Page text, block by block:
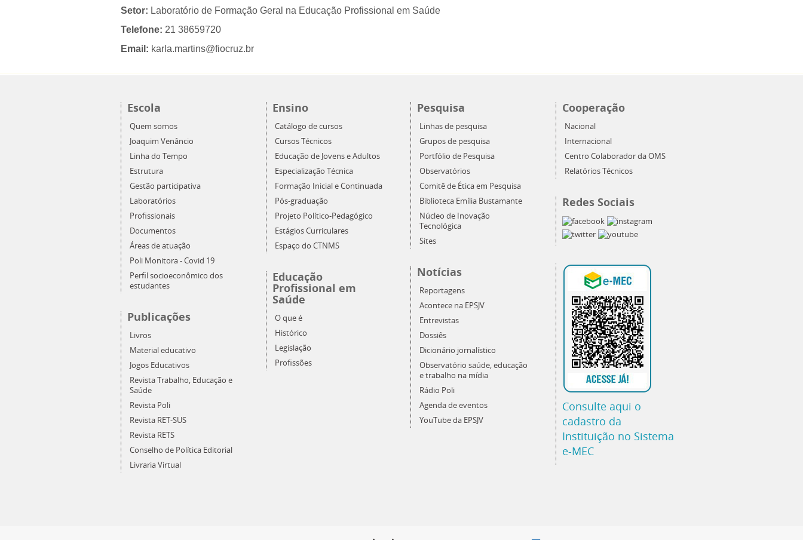
Setor: Laboratório de Formação Geral na Educação Profissional em Saúde
Telefone: 21 38659720
Email: karla.martins@fiocruz.br
Escola
Quem somos
Joaquim Venâncio
Linha do Tempo
Estrutura
Gestão participativa
Laboratórios
Profissionais
Documentos
Áreas de atuação
Poli Monitora - Covid 19
Perfil socioeconômico dos
estudantes
Publicações
Livros
Material educativo
Jogos Educativos
Revista Trabalho, Educação e
Saúde
Revista Poli
Revista RET-SUS
Revista RETS
Conselho de Política Editorial
Livraria Virtual
Ensino
Catálogo de cursos
Cursos Técnicos
Educação de Jovens e Adultos
Especialização Técnica
Formação Inicial e Continuada
Pós-graduação
Projeto Político-Pedagógico
Estágios Curriculares
Espaço do CTNMS
Educação
Profissional em
Saúde
O que é
Histórico
Legislação
Profissões
Pesquisa
Linhas de pesquisa
Grupos de pesquisa
Portfólio de Pesquisa
Observatórios
Comitê de Ética em Pesquisa
Biblioteca Emília Bustamante
Núcleo de Inovação
Tecnológica
Sites
Notícias
Reportagens
Acontece na EPSJV
Entrevistas
Dossiês
Dicionário jornalístico
Observatório saúde, educação
e trabalho na mídia
Rádio Poli
Agenda de eventos
YouTube da EPSJV
Cooperação
Nacional
Internacional
Centro Colaborador da OMS
Relatórios Técnicos
Redes Sociais
Consulte aqui o
cadastro da
Instituição no Sistema
e-MEC